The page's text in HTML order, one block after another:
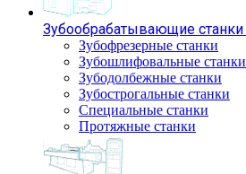
Зубообрабатывающие станки
Зубофрезерные станки
Зубошлифовальные станки
Зубодолбежные станки
Зубострогальные станки
Специальные станки
Протяжные станки